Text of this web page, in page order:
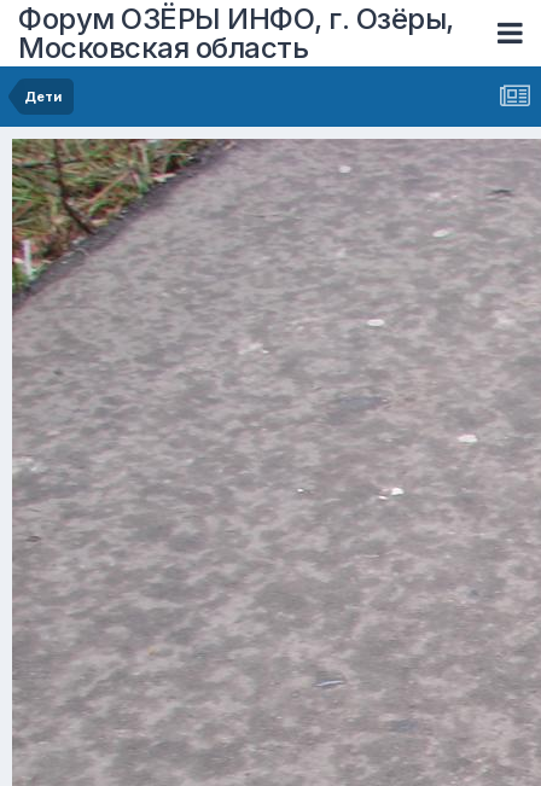
Форум ОЗЁРЫ ИНФО, г. Озёры,
Московская область
Дети